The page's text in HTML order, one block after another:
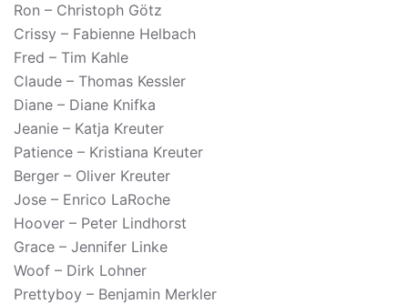
Ron – Christoph Götz
Crissy – Fabienne Helbach
Fred – Tim Kahle
Claude – Thomas Kessler
Diane – Diane Knifka
Jeanie – Katja Kreuter
Patience – Kristiana Kreuter
Berger – Oliver Kreuter
Jose – Enrico LaRoche
Hoover – Peter Lindhorst
Grace – Jennifer Linke
Woof – Dirk Lohner
Prettyboy – Benjamin Merkler